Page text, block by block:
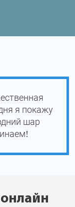
я покажу
шар